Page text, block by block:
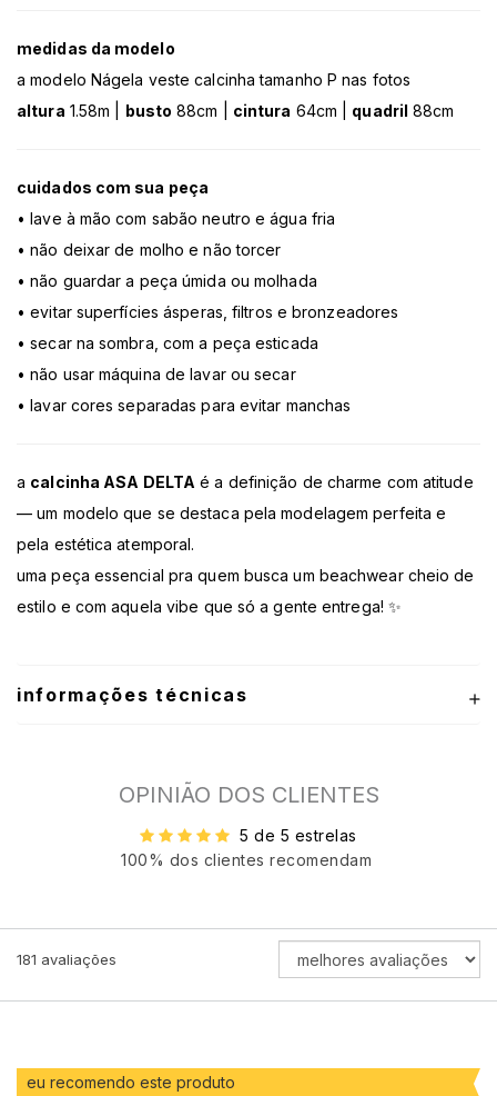
medidas da modelo
a modelo Nágela veste calcinha tamanho P nas fotos
altura 1.58m | busto 88cm | cintura 64cm | quadril 88cm
cuidados com sua peça
• lave à mão com sabão neutro e água fria
• não deixar de molho e não torcer
• não guardar a peça úmida ou molhada
• evitar superfícies ásperas, filtros e bronzeadores
• secar na sombra, com a peça esticada
• não usar máquina de lavar ou secar
• lavar cores separadas para evitar manchas
a calcinha ASA DELTA é a definição de charme com atitude
— um modelo que se destaca pela modelagem perfeita e
pela estética atemporal.
uma peça essencial pra quem busca um beachwear cheio de
estilo e com aquela vibe que só a gente entrega! ✨
informações técnicas
OPINIÃO DOS CLIENTES
5 de 5 estrelas
100% dos clientes recomendam
181 avaliações
ORDENAR
eu recomendo este produto